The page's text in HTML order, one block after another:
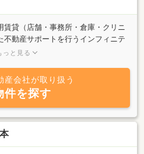
貸（店舗・事務所・倉庫・クリニ
不動産サポートを行うインフィニテ
・増床など事業フェーズに応じ、立
報・未公開物件も多数取り扱ってい
も連携し、契約条件調整から開業準
細は【インフィニティエステート】
賃貸情報を随時更新中。
っと見る
産会社が取り扱う
件を探す